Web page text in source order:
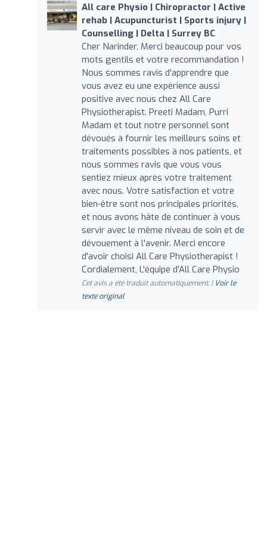
All care Physio | Chiropractor | Active
rehab | Acupuncturist | Sports injury |
Counselling | Delta | Surrey BC
Cher Narinder, Merci beaucoup pour vos
mots gentils et votre recommandation !
Nous sommes ravis d'apprendre que
vous avez eu une expérience aussi
positive avec nous chez All Care
Physiotherapist. Preeti Madam, Purri
Madam et tout notre personnel sont
dévoués à fournir les meilleurs soins et
traitements possibles à nos patients, et
nous sommes ravis que vous vous
sentiez mieux après votre traitement
avec nous. Votre satisfaction et votre
bien-être sont nos principales priorités,
et nous avons hâte de continuer à vous
servir avec le même niveau de soin et de
dévouement à l'avenir. Merci encore
d'avoir choisi All Care Physiotherapist !
Cordialement, L'équipe d'All Care Physio
Cet avis a été traduit automatiquement. | Voir le
texte original